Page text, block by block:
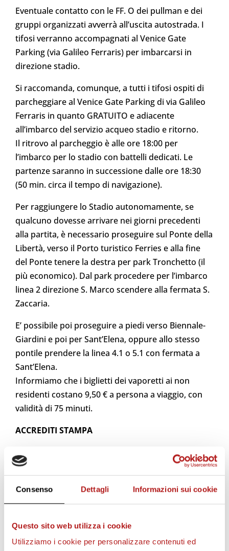
Consenso Dettagli Informazioni sui cookie
Questo sito web utilizza i cookie
Utilizziamo i cookie per personalizzare contenuti ed
Eventuale contatto con le FF. O dei pullman e dei
gruppi organizzati avverrà all’uscita autostrada. I
tifosi verranno accompagnati al Venice Gate
Parking (via Galileo Ferraris) per imbarcarsi in
direzione stadio.
Si raccomanda, comunque, a tutti i tifosi ospiti di
parcheggiare al Venice Gate Parking di via Galileo
Ferraris in quanto GRATUITO e adiacente
all’imbarco del servizio acqueo stadio e ritorno.
Il ritrovo al parcheggio è alle ore 18:00 per
l’imbarco per lo stadio con battelli dedicati. Le
partenze saranno in successione dalle ore 18:30
(50 min. circa il tempo di navigazione).
Per raggiungere lo Stadio autonomamente, se
qualcuno dovesse arrivare nei giorni precedenti
alla partita, è necessario proseguire sul Ponte della
Libertà, verso il Porto turistico Ferries e alla fine
del Ponte tenere la destra per park Tronchetto (il
più economico). Dal park procedere per l’imbarco
linea 2 direzione S. Marco scendere alla fermata S.
Zaccaria.
E’ possibile poi proseguire a piedi verso Biennale-
Giardini e poi per Sant’Elena, oppure allo stesso
pontile prendere la linea 4.1 o 5.1 con fermata a
Sant’Elena.
Informiamo che i biglietti dei vaporetti ai non
residenti costano 9,50 € a persona a viaggio, con
validità di 75 minuti.
ACCREDITI STAMPA
Gli accrediti stampa devono essere richiesti entro
le ore 18:00 di sabato 24 febbraio
Il documento di richiesta deve essere compilato
carta intestata, firmato dal direttore responsabile
della testata e deve includere il nominativo del